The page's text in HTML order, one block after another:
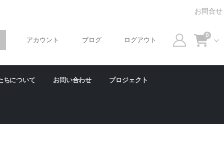
お問合せ
アカウント ブログ ログアウト
0
ちについて お問い合わせ プロジェクト